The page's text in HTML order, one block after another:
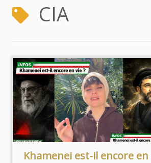
CIA
Khamenei est-il encore en